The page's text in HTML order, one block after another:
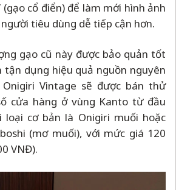
(gạo cổ điển) để làm mới hình ảnh
tiêu dùng dễ tiếp cận hơn.
gạo cũ này được bảo quản tốt
tận dụng hiệu quả nguồn nguyên
Vintage sẽ được bán thử
cửa hàng ở vùng Kanto từ đầu
cơ bản là Onigiri muối hoặc
(mơ muối), với mức giá 120
VNĐ).